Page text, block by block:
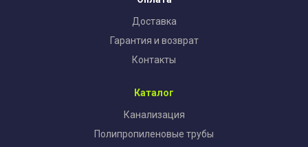
Доставка
Гарантия и возврат
Контакты
Каталог
Канализация
Полипропиленовые трубы